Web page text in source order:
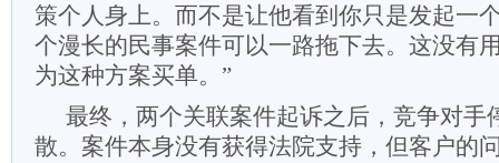
策个人身上。而不是让他看到你只是发起一
个漫长的民事案件可以一路拖下去。这没有
为这种方案买单。”
最终，两个关联案件起诉之后，竞争对手
散。案件本身没有获得法院支持，但客户的